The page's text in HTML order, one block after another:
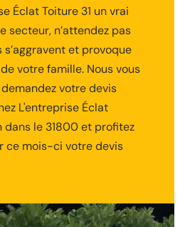
Éclat Toiture 31 un vrai
secteur, n’attendez pas
et provoque
votre famille. Nous vous
votre devis
L'entreprise Éclat
dans le 31800 et profitez
ce mois-ci votre devis